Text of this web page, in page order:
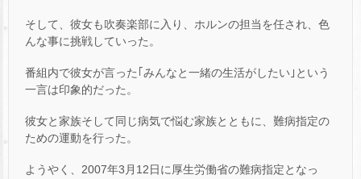
そして、彼女も吹奏楽部に入り、ホルンの担当を任され、色
んな事に挑戦していった。
番組内で彼女が言った｢みんなと一緒の生活がしたい｣という
一言は印象的だった。
彼女と家族そして同じ病気で悩む家族とともに、難病指定の
ための運動を行った。
ようやく、2007年3月12日に厚生労働省の難病指定となっ